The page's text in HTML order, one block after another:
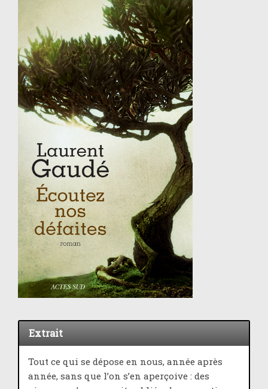
Extrait
Tout ce qui se dépose en nous, année après
année, sans que l’on s’en aperçoive : des